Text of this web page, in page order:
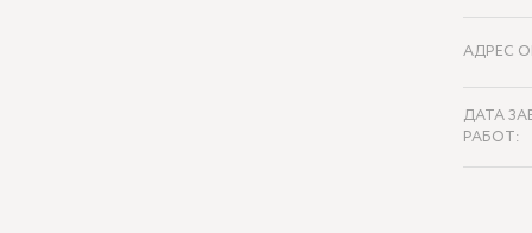
АДРЕС
ДАТА
РАБОТ: